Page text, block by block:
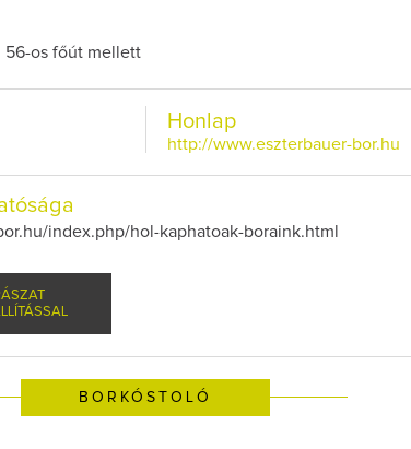
56-os főút mellett
Honlap
http://www.eszterbauer-bor.hu
index.php/hol-kaphatoak-boraink.html
BORKÓSTOLÓ